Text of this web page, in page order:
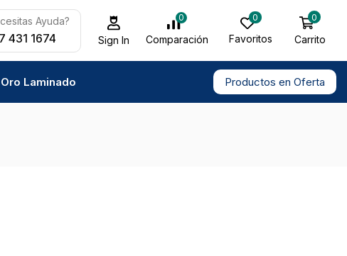
Ayuda?
431 1674 Sign In
0
Comparación
0
Favoritos
0
Carrito
Oro Laminado Productos en Oferta